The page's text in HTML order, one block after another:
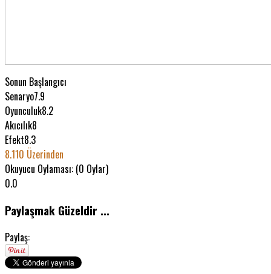
Sonun Başlangıcı
Senaryo7.9
Oyunculuk8.2
Akıcılık8
Efekt8.3
8.110 Üzerinden
Okuyucu Oylaması: (0 Oylar)
0.0
Paylaşmak Güzeldir ...
Paylaş: